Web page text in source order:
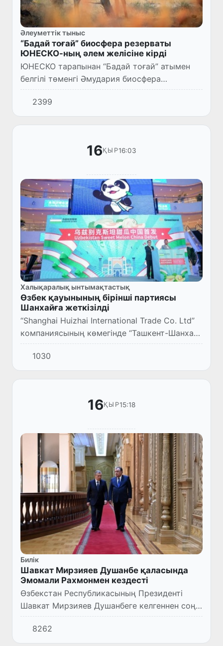
Әлеуметтік тыныс
“Бадай тоғай” биосфера резерваты
ЮНЕСКО-ның әлем желісіне кірді
ЮНЕСКО тарапынан “Бадай тоғай” атымен
белгілі төменгі Әмудария биосфера
резерватын ЮНЕСКО-ның әлем желісіне
енгізу туралы қаулы қабылданды.
2399
16ҚЫР16:03
Халықаралық ынтымақтастық
Өзбек қауынының бірінші партиясы
Шанхайға жеткізілді
“Shanghai Huizhai International Trade Co. Ltd”
компаниясының көмегінде “Ташкент-Шанхай”
тікелей авиақатынау арқылы Қытайға
Өзбекстанда өндірілген түрлі сұрыптағы
жаңа бақша өнімдер...
1030
16ҚЫР15:18
Билік
Шавкат Мирзияев Душанбе қаласында
Эмомали Рахмонмен кездесті
Өзбекстан Республикасының Президенті
Шавкат Мирзияев Душанбеге келгеннен соң
Тәжікстан Республикасының Президенті
Эмомали Рахмонмен кездесті.
8262